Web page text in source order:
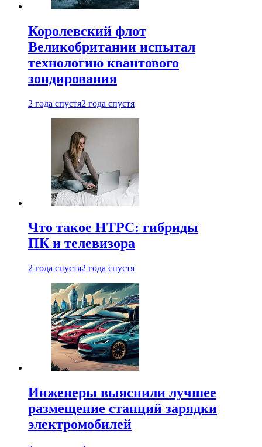
Королевский флот
Великобритании испытал
технологию квантового
зондирования
2 года спустя2 года спустя
Что такое HTPC: гибриды
ПК и телевизора
2 года спустя2 года спустя
Инженеры выяснили лучшее
размещение станций зарядки
электромобилей